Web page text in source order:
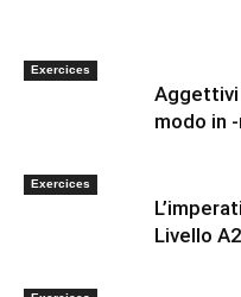
Exercices
Aggettivi
modo in
Exercices
Livello A2